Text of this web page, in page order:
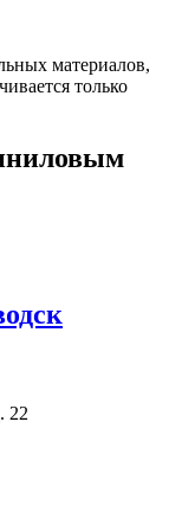
материалов,
только
22